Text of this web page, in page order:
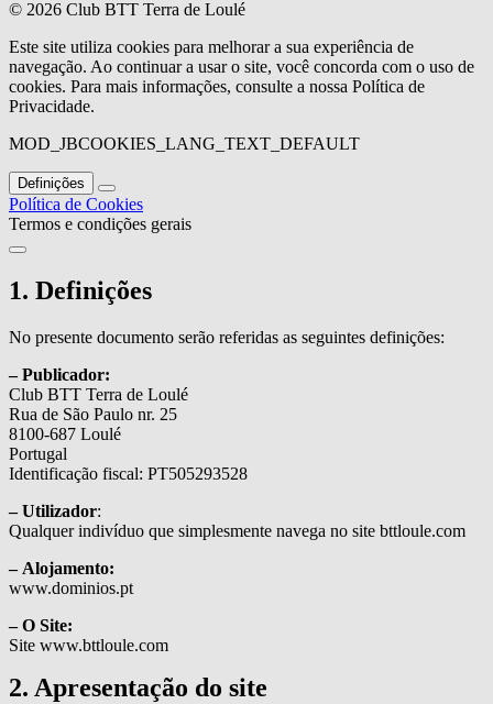
© 2026 Club BTT Terra de Loulé
Este site utiliza cookies para melhorar a sua experiência de
navegação. Ao continuar a usar o site, você concorda com o uso de
cookies. Para mais informações, consulte a nossa Política de
Privacidade.
MOD_JBCOOKIES_LANG_TEXT_DEFAULT
Definições
Política de Cookies
Termos e condições gerais
1. Definições
No presente documento serão referidas as seguintes definições:
– Publicador:
Club BTT Terra de Loulé
Rua de São Paulo nr. 25
8100-687 Loulé
Portugal
Identificação fiscal: PT505293528
– Utilizador:
Qualquer indivíduo que simplesmente navega no site bttloule.com
– Alojamento:
www.dominios.pt
– O Site:
Site www.bttloule.com
2. Apresentação do site